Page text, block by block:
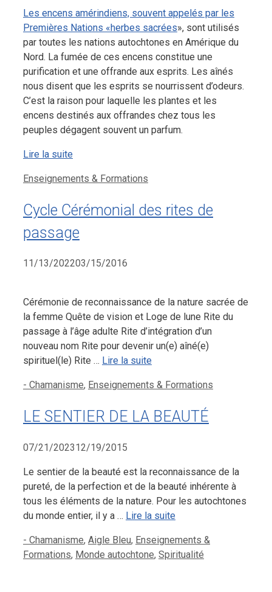
Les encens amérindiens, souvent appelés par les
Premières Nations «herbes sacrées», sont utilisés
par toutes les nations autochtones en Amérique du
Nord. La fumée de ces encens constitue une
purification et une offrande aux esprits. Les aînés
nous disent que les esprits se nourrissent d’odeurs.
C’est la raison pour laquelle les plantes et les
encens destinés aux offrandes chez tous les
peuples dégagent souvent un parfum.
Lire la suite
Catégories
Enseignements & Formations
Cycle Cérémonial des rites de
passage
11/13/202203/15/2016
Cérémonie de reconnaissance de la nature sacrée de
la femme Quête de vision et Loge de lune Rite du
passage à l’âge adulte Rite d’intégration d’un
nouveau nom Rite pour devenir un(e) aîné(e)
spirituel(le) Rite … Lire la suite
Catégories
- Chamanisme, Enseignements & Formations
LE SENTIER DE LA BEAUTÉ
07/21/202312/19/2015
Le sentier de la beauté est la reconnaissance de la
pureté, de la perfection et de la beauté inhérente à
tous les éléments de la nature. Pour les autochtones
du monde entier, il y a … Lire la suite
Catégories
- Chamanisme, Aigle Bleu, Enseignements &
Formations, Monde autochtone, Spiritualité